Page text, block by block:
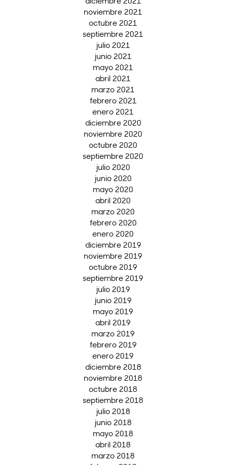
noviembre 2021
octubre 2021
septiembre 2021
julio 2021
junio 2021
mayo 2021
abril 2021
marzo 2021
febrero 2021
enero 2021
diciembre 2020
noviembre 2020
octubre 2020
septiembre 2020
julio 2020
junio 2020
mayo 2020
abril 2020
marzo 2020
febrero 2020
enero 2020
diciembre 2019
noviembre 2019
octubre 2019
septiembre 2019
julio 2019
junio 2019
mayo 2019
abril 2019
marzo 2019
febrero 2019
enero 2019
diciembre 2018
noviembre 2018
octubre 2018
septiembre 2018
julio 2018
junio 2018
mayo 2018
abril 2018
marzo 2018